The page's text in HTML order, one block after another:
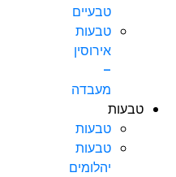
טבעיים
טבעות
אירוסין
–
מעבדה
טבעות
טבעות
טבעות
יהלומים